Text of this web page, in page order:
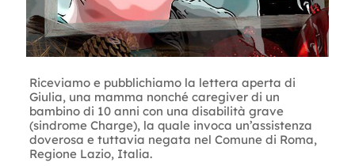
Riceviamo e pubblichiamo la lettera aperta di
Giulia, una mamma nonché caregiver di un
bambino di 10 anni con una disabilità grave
(sindrome Charge), la quale invoca un’assistenza
doverosa e tuttavia negata nel Comune di Roma,
Regione Lazio, Italia.